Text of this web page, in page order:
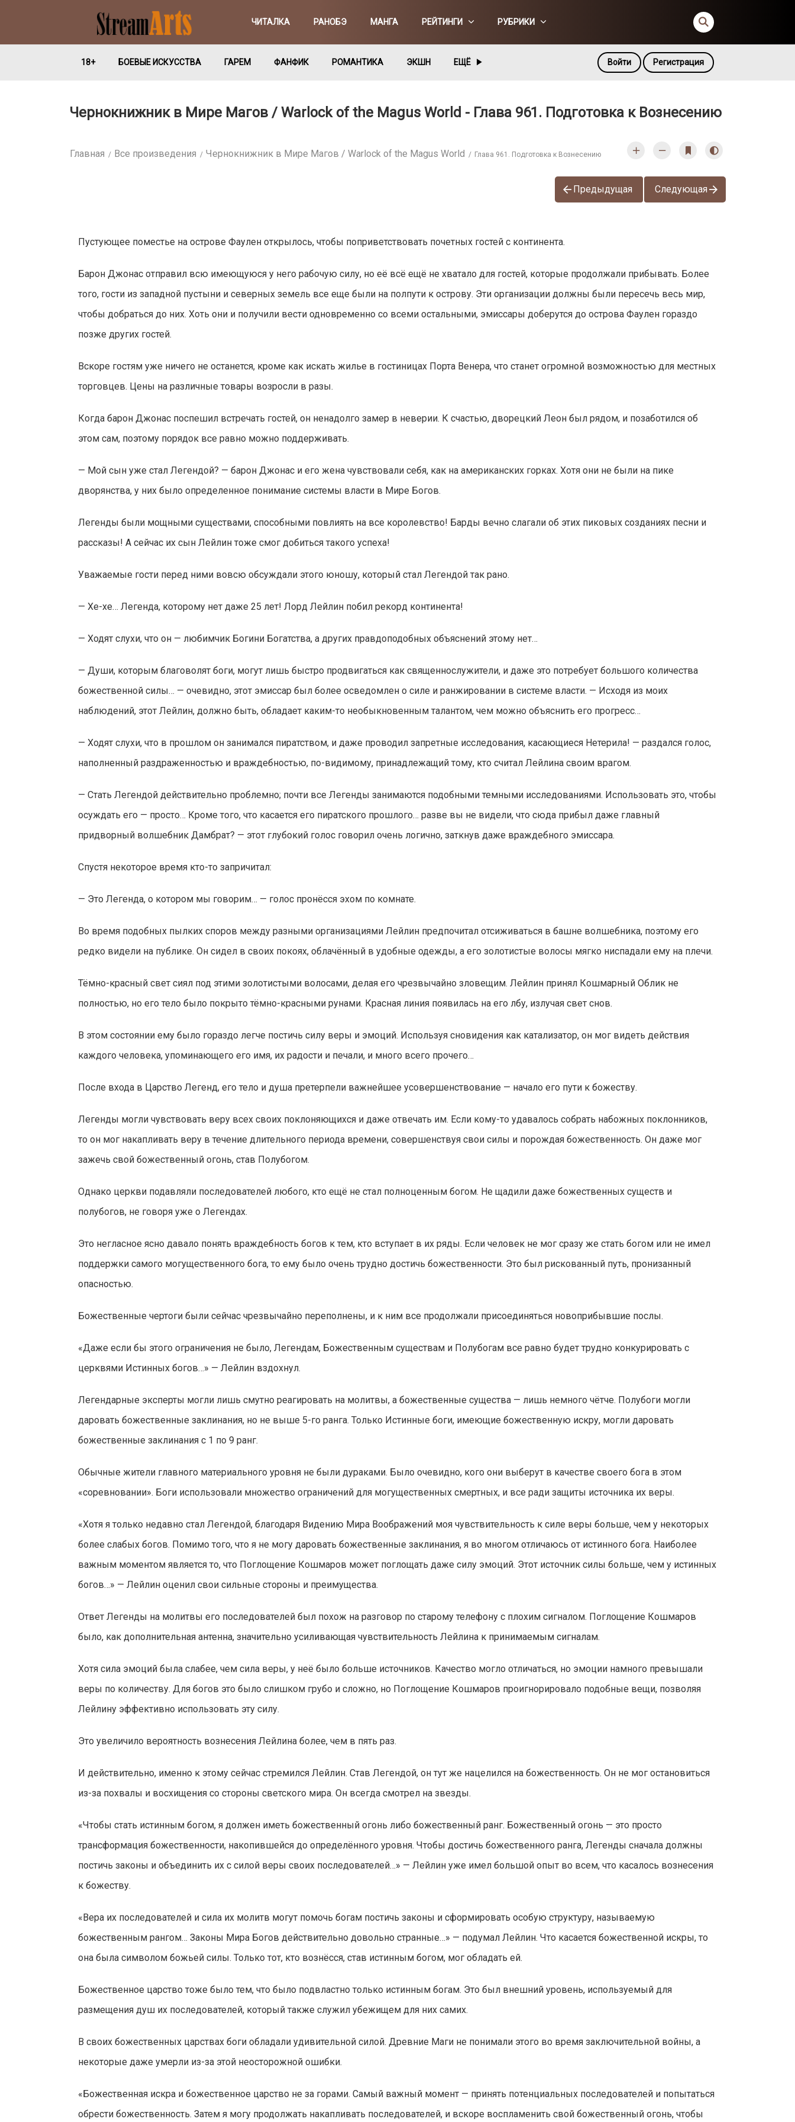
ЧИТАЛКА РАНОБЭ МАНГА РЕЙТИНГИ РУБРИКИ
18+ БОЕВЫЕ ИСКУССТВА ГАРЕМ ФАНФИК РОМАНТИКА ЭКШН ЕЩЁ Войти Регистрация
Чернокнижник в Мире Магов / Warlock of the Magus World - Глава 961. Подготовка к Вознесению
Главная Все произведения Чернокнижник в Мире Магов / Warlock of the Magus World Глава 961. Подготовка к Вознесению
Предыдущая Следующая
Пустующее поместье на острове Фаулен открылось, чтобы поприветствовать почетных гостей с континента.
Барон Джонас отправил всю имеющуюся у него рабочую силу, но её всё ещё не хватало для гостей, которые продолжали прибывать. Более
того, гости из западной пустыни и северных земель все еще были на полпути к острову. Эти организации должны были пересечь весь мир,
чтобы добраться до них. Хоть они и получили вести одновременно со всеми остальными, эмиссары доберутся до острова Фаулен гораздо
позже других гостей.
Вскоре гостям уже ничего не останется, кроме как искать жилье в гостиницах Порта Венера, что станет огромной возможностью для местных
торговцев. Цены на различные товары возросли в разы.
Когда барон Джонас поспешил встречать гостей, он ненадолго замер в неверии. К счастью, дворецкий Леон был рядом, и позаботился об
этом сам, поэтому порядок все равно можно поддерживать.
— Мой сын уже стал Легендой? — барон Джонас и его жена чувствовали себя, как на американских горках. Хотя они не были на пике
дворянства, у них было определенное понимание системы власти в Мире Богов.
Легенды были мощными существами, способными повлиять на все королевство! Барды вечно слагали об этих пиковых созданиях песни и
рассказы! А сейчас их сын Лейлин тоже смог добиться такого успеха!
Уважаемые гости перед ними вовсю обсуждали этого юношу, который стал Легендой так рано.
— Хе-хе… Легенда, которому нет даже 25 лет! Лорд Лейлин побил рекорд континента!
— Ходят слухи, что он — любимчик Богини Богатства, а других правдоподобных объяснений этому нет…
— Души, которым благоволят боги, могут лишь быстро продвигаться как священнослужители, и даже это потребует большого количества
божественной силы… — очевидно, этот эмиссар был более осведомлен о силе и ранжировании в системе власти. — Исходя из моих
наблюдений, этот Лейлин, должно быть, обладает каким-то необыкновенным талантом, чем можно объяснить его прогресс…
— Ходят слухи, что в прошлом он занимался пиратством, и даже проводил запретные исследования, касающиеся Нетерила! — раздался голос,
наполненный раздраженностью и враждебностью, по-видимому, принадлежащий тому, кто считал Лейлина своим врагом.
— Стать Легендой действительно проблемно; почти все Легенды занимаются подобными темными исследованиями. Использовать это, чтобы
осуждать его — просто… Кроме того, что касается его пиратского прошлого… разве вы не видели, что сюда прибыл даже главный
придворный волшебник Дамбрат? — этот глубокий голос говорил очень логично, заткнув даже враждебного эмиссара.
Спустя некоторое время кто-то запричитал:
— Это Легенда, о котором мы говорим… — голос пронёсся эхом по комнате.
Во время подобных пылких споров между разными организациями Лейлин предпочитал отсиживаться в башне волшебника, поэтому его
редко видели на публике. Он сидел в своих покоях, облачённый в удобные одежды, а его золотистые волосы мягко ниспадали ему на плечи.
Тёмно-красный свет сиял под этими золотистыми волосами, делая его чрезвычайно зловещим. Лейлин принял Кошмарный Облик не
полностью, но его тело было покрыто тёмно-красными рунами. Красная линия появилась на его лбу, излучая свет снов.
В этом состоянии ему было гораздо легче постичь силу веры и эмоций. Используя сновидения как катализатор, он мог видеть действия
каждого человека, упоминающего его имя, их радости и печали, и много всего прочего…
После входа в Царство Легенд, его тело и душа претерпели важнейшее усовершенствование — начало его пути к божеству.
Легенды могли чувствовать веру всех своих поклоняющихся и даже отвечать им. Если кому-то удавалось собрать набожных поклонников,
то он мог накапливать веру в течение длительного периода времени, совершенствуя свои силы и порождая божественность. Он даже мог
зажечь свой божественный огонь, став Полубогом.
Однако церкви подавляли последователей любого, кто ещё не стал полноценным богом. Не щадили даже божественных существ и
полубогов, не говоря уже о Легендах.
Это негласное ясно давало понять враждебность богов к тем, кто вступает в их ряды. Если человек не мог сразу же стать богом или не имел
поддержки самого могущественного бога, то ему было очень трудно достичь божественности. Это был рискованный путь, пронизанный
опасностью.
Божественные чертоги были сейчас чрезвычайно переполнены, и к ним все продолжали присоединяться новоприбывшие послы.
«Даже если бы этого ограничения не было, Легендам, Божественным существам и Полубогам все равно будет трудно конкурировать с
церквями Истинных богов…» — Лейлин вздохнул.
Легендарные эксперты могли лишь смутно реагировать на молитвы, а божественные существа — лишь немного чётче. Полубоги могли
даровать божественные заклинания, но не выше 5-го ранга. Только Истинные боги, имеющие божественную искру, могли даровать
божественные заклинания с 1 по 9 ранг.
Обычные жители главного материального уровня не были дураками. Было очевидно, кого они выберут в качестве своего бога в этом
«соревновании». Боги использовали множество ограничений для могущественных смертных, и все ради защиты источника их веры.
«Хотя я только недавно стал Легендой, благодаря Видению Мира Воображений моя чувствительность к силе веры больше, чем у некоторых
более слабых богов. Помимо того, что я не могу даровать божественные заклинания, я во многом отличаюсь от истинного бога. Наиболее
важным моментом является то, что Поглощение Кошмаров может поглощать даже силу эмоций. Этот источник силы больше, чем у истинных
богов…» — Лейлин оценил свои сильные стороны и преимущества.
Ответ Легенды на молитвы его последователей был похож на разговор по старому телефону с плохим сигналом. Поглощение Кошмаров
было, как дополнительная антенна, значительно усиливающая чувствительность Лейлина к принимаемым сигналам.
Хотя сила эмоций была слабее, чем сила веры, у неё было больше источников. Качество могло отличаться, но эмоции намного превышали
веры по количеству. Для богов это было слишком грубо и сложно, но Поглощение Кошмаров проигнорировало подобные вещи, позволяя
Лейлину эффективно использовать эту силу.
Это увеличило вероятность вознесения Лейлина более, чем в пять раз.
И действительно, именно к этому сейчас стремился Лейлин. Став Легендой, он тут же нацелился на божественность. Он не мог остановиться
из-за похвалы и восхищения со стороны светского мира. Он всегда смотрел на звезды.
«Чтобы стать истинным богом, я должен иметь божественный огонь либо божественный ранг. Божественный огонь — это просто
трансформация божественности, накопившейся до определённого уровня. Чтобы достичь божественного ранга, Легенды сначала должны
постичь законы и объединить их с силой веры своих последователей…» — Лейлин уже имел большой опыт во всем, что касалось вознесения
к божеству.
«Вера их последователей и сила их молитв могут помочь богам постичь законы и сформировать особую структуру, называемую
божественным рангом… Законы Мира Богов действительно довольно странные…» — подумал Лейлин. Что касается божественной искры, то
она была символом божьей силы. Только тот, кто вознёсся, став истинным богом, мог обладать ей.
Божественное царство тоже было тем, что было подвластно только истинным богам. Это был внешний уровень, используемый для
размещения душ их последователей, который также служил убежищем для них самих.
В своих божественных царствах боги обладали удивительной силой. Древние Маги не понимали этого во время заключительной войны, а
некоторые даже умерли из-за этой неосторожной ошибки.
«Божественная искра и божественное царство не за горами. Самый важный момент — принять потенциальных последователей и попытаться
обрести божественность. Затем я могу продолжать накапливать последователей, и вскоре воспламенить свой божественный огонь, чтобы